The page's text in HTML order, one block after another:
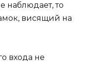
наблюдает, то
висящий на
входа не